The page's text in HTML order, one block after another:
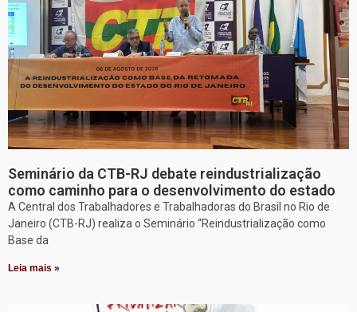
Seminário da CTB-RJ debate reindustrialização
como caminho para o desenvolvimento do estado
A Central dos Trabalhadores e Trabalhadoras do Brasil no Rio de
Janeiro (CTB-RJ) realiza o Seminário “Reindustrialização como
Base da
Leia mais »